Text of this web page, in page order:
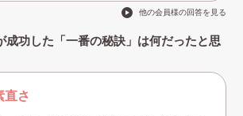
他の会員様の回答を見る
成功した「一番の秘訣」は何だったと思
直さ